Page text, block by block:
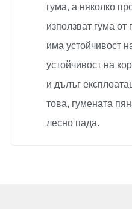
гума, а няколко
използват гума
има устойчивост
устойчивост на
и дълъг
това, гумената
лесно пада.